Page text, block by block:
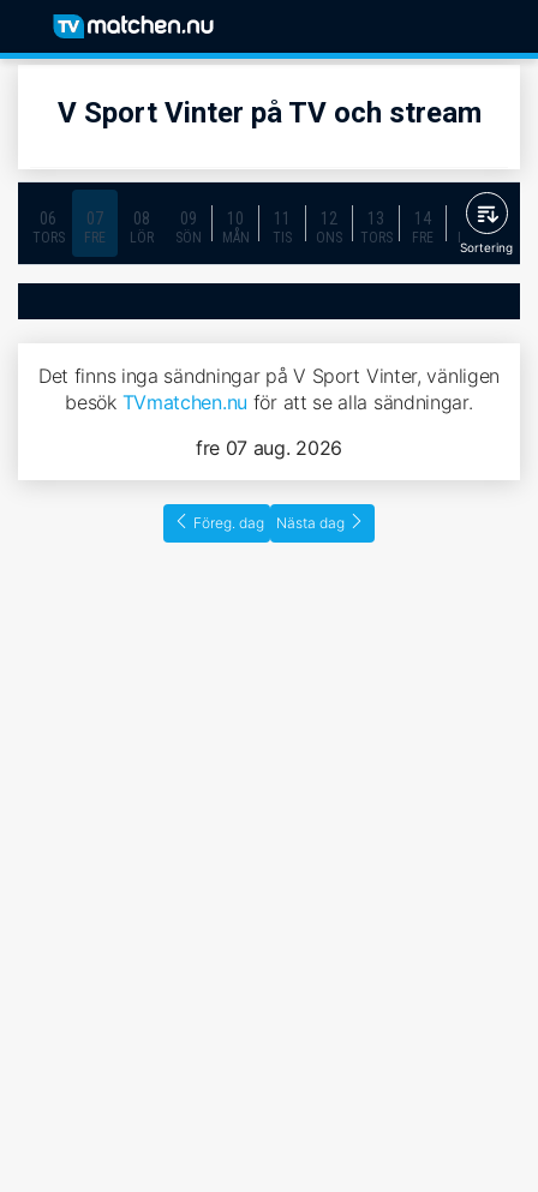
V Sport Vinter på TV och stream
06
TORS
07
FRE
08
LÖR
09
SÖN
10
MÅN
11
TIS
12
ONS
13
TORS
14
FRE
15
LÖR
Sortering
Det finns inga sändningar på V Sport Vinter, vänligen
besök TVmatchen.nu för att se alla sändningar.
fre 07 aug. 2026
Föreg. dag Nästa dag